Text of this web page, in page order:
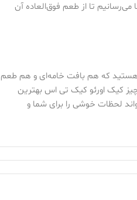
تا از طعم فوق‌العاده آن
که هم بافت خامه‌ای و هم طعم
چیز کیک اورئو کیک تی اس بهترین
لحظات خوشی را برای شما و